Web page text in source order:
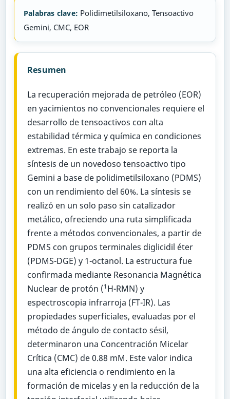
Palabras clave: Polidimetilsiloxano, Tensoactivo
Gemini, CMC, EOR
Resumen
La recuperación mejorada de petróleo (EOR)
en yacimientos no convencionales requiere el
desarrollo de tensoactivos con alta
estabilidad térmica y química en condiciones
extremas. En este trabajo se reporta la
síntesis de un novedoso tensoactivo tipo
Gemini a base de polidimetilsiloxano (PDMS)
con un rendimiento del 60%. La síntesis se
realizó en un solo paso sin catalizador
metálico, ofreciendo una ruta simplificada
frente a métodos convencionales, a partir de
PDMS con grupos terminales diglicidil éter
(PDMS-DGE) y 1-octanol. La estructura fue
confirmada mediante Resonancia Magnética
Nuclear de protón (1H-RMN) y
espectroscopia infrarroja (FT-IR). Las
propiedades superficiales, evaluadas por el
método de ángulo de contacto sésil,
determinaron una Concentración Micelar
Crítica (CMC) de 0.88 mM. Este valor indica
una alta eficiencia o rendimiento en la
formación de micelas y en la reducción de la